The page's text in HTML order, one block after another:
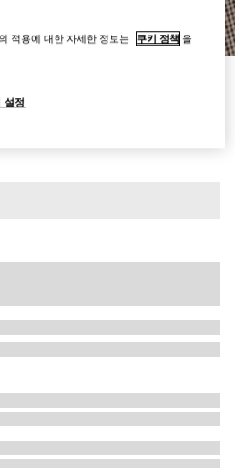
적용에 대한 자세한 정보는 쿠키 정책 을
설정